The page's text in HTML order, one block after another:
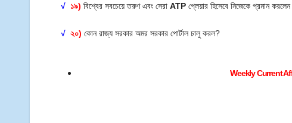
√ ১৯) বিশ্বের সবচেয়ে তরুণ এবং সেরাATPপ্লেয়ার হিসেবে নিজেকে প্রমান
√ ২০) কোন রাজ্য সরকার অমর সরকার পোর্টাল চালু করল?
Weekly Current